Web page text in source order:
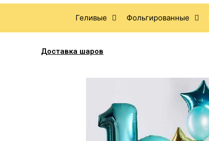
Геливые Фольгированные
Доставка шаров